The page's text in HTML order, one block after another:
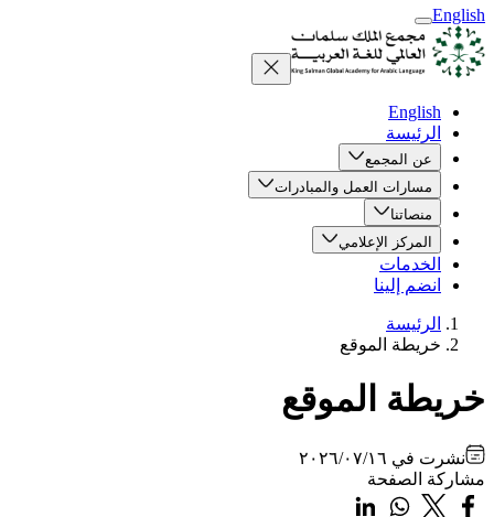
English
English
الرئيسة
عن المجمع
مسارات العمل والمبادرات
منصاتنا
المركز الإعلامي
الخدمات
انضم إلينا
الرئيسة
خريطة الموقع
خريطة الموقع
نشرت في ٢٠٢٦/٠٧/١٦
مشاركة الصفحة